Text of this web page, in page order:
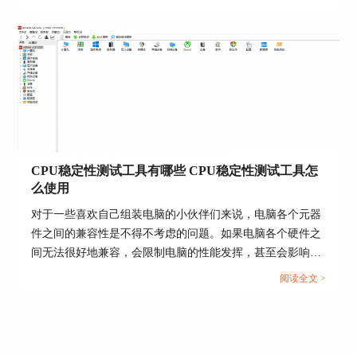
标，选择自己喜欢的图片，点击“OK”。
CPU稳定性测试工具有哪些 CPU稳定性测试工具怎
么使用
对于一些喜欢自己组装电脑的小伙伴们来说，电脑各个元器
件之间的兼容性是不得不考虑的问题。如果电脑各个硬件之
间无法很好地兼容，会限制电脑的性能发挥，甚至会影响到
整个系统的稳定运行，为了避免这样的情况，今天我们就来
阅读全文 >